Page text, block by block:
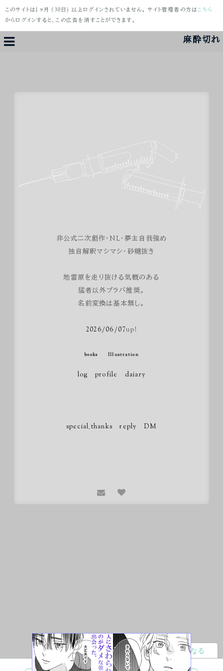
このサイトは１ヶ月 (30日) 以上ログインされていません。 サイト管理者の方はこちら
からログインすると、この広告を消すことができます。
麻酔切れ
非公式二次創作・NL・夢主自我強め
独自解釈マシマシ・砂糖抜き
地雷原を走り抜ける気概のある
猛者以外ブラバ推奨。
名前変換は基本無し。
2026/06/07up!
books Illustration
log profile daiary
special_thanks reply DM
読者になる